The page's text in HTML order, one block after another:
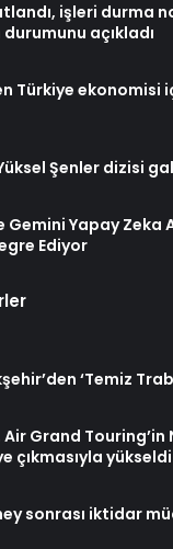
işleri durma
açıkladı
Türkiye ekonomisi
Şenler dizisi
Yapay Zeka
Ediyor
‘Temiz
Grand Touring’in
çıkmasıyla yükseldi
sonrası iktidar